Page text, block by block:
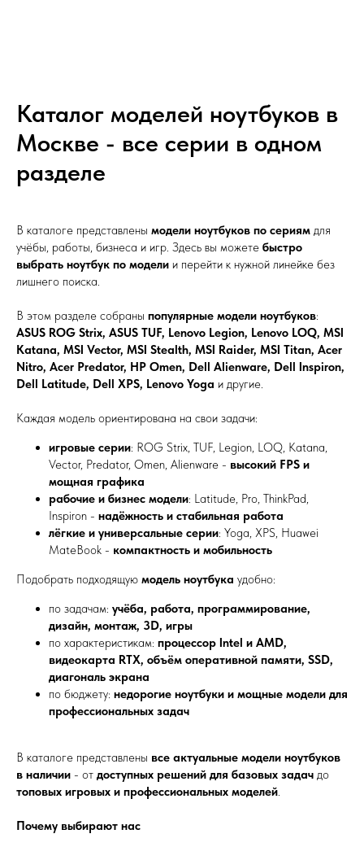
Каталог моделей ноутбуков в
Москве - все серии в одном
разделе
В каталоге представлены модели ноутбуков по сериям для
учёбы, работы, бизнеса и игр. Здесь вы можете быстро
выбрать ноутбук по модели и перейти к нужной линейке без
лишнего поиска.
В этом разделе собраны популярные модели ноутбуков:
ASUS ROG Strix, ASUS TUF, Lenovo Legion, Lenovo LOQ, MSI
Katana, MSI Vector, MSI Stealth, MSI Raider, MSI Titan, Acer
Nitro, Acer Predator, HP Omen, Dell Alienware, Dell Inspiron,
Dell Latitude, Dell XPS, Lenovo Yoga и другие.
Каждая модель ориентирована на свои задачи:
игровые серии: ROG Strix, TUF, Legion, LOQ, Katana,
Vector, Predator, Omen, Alienware - высокий FPS и
мощная графика
рабочие и бизнес модели: Latitude, Pro, ThinkPad,
Inspiron - надёжность и стабильная работа
лёгкие и универсальные серии: Yoga, XPS, Huawei
MateBook - компактность и мобильность
Подобрать подходящую модель ноутбука удобно:
по задачам: учёба, работа, программирование,
дизайн, монтаж, 3D, игры
по характеристикам: процессор Intel и AMD,
видеокарта RTX, объём оперативной памяти, SSD,
диагональ экрана
по бюджету: недорогие ноутбуки и мощные модели для
профессиональных задач
В каталоге представлены все актуальные модели ноутбуков
в наличии - от доступных решений для базовых задач до
топовых игровых и профессиональных моделей.
Почему выбирают нас